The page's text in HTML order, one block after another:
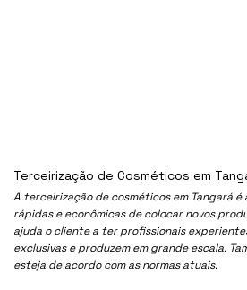
A terceirização de cosméticos em Tangará é
rápidas e econômicas de colocar novos
ajuda o cliente a ter profissionais
exclusivas e produzem em grande escala.
esteja de acordo com as normas atuais.
Terceirização de Cosméticos em